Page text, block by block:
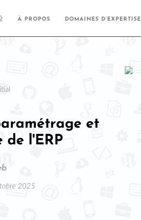
À PROPOS DOMAINES D’EXPERTISE
et
de l'ERP
2025